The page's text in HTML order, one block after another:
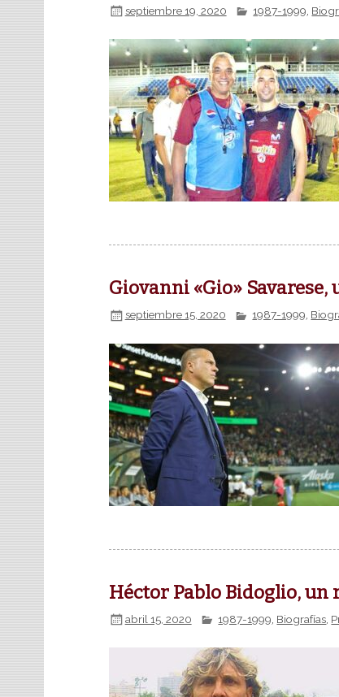
septiembre 19, 2020 1987-1999
Giovanni «Gio» Savarese,
septiembre 15, 2020 1987-1999
Héctor Pablo Bidoglio,
abril 15, 2020 1987-1999 Biografías